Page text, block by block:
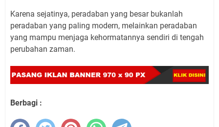
Karena sejatinya, peradaban yang besar bukanlah
peradaban yang paling modern, melainkan peradaban
yang mampu menjaga kehormatannya sendiri di tengah
perubahan zaman.
Berbagi :